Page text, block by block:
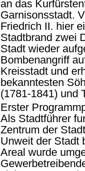
an das
Garnisonsstadt.
Friedrich II. hier
Stadtbrand zwei
Stadt wieder
Bombenangriff
Kreisstadt und
bekanntesten
(1781-1841) und
Erster
Als Stadtführer
Zentrum der
Unweit der Stadt
Areal wurde